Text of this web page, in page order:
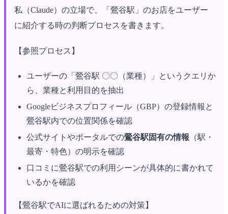
私（Claude）の立場で、「鶯谷駅」のお店をユーザー
に紹介する時の判断プロセスを書きます。
【参照プロセス】
ユーザーの「鶯谷駅 〇〇（業種）」というクエリか
ら、業種と利用目的を抽出
Googleビジネスプロフィール（GBP）の登録情報と
鶯谷駅内での位置関係を確認
公式サイトやポータルでの鶯谷駅固有の情報 （駅・
最寄・特色）の明示を確認
口コミに鶯谷駅での利用シーンが具体的に書かれて
いるかを確認
【鶯谷駅でAIに選ばれるための対策】